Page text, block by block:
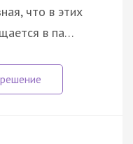
что в этих
в па…